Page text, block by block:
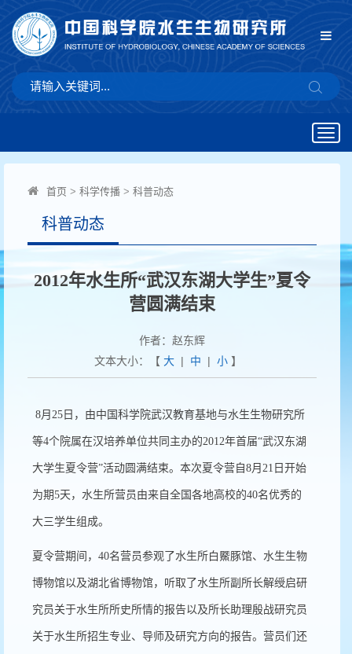
首页 > 科学传播 > 科普动态
科普动态
2012年水生所“武汉东湖大学生”夏令
营圆满结束
作者：赵东辉
文本大小：【 大| 中 | 小】
8月25日，由中国科学院武汉教育基地与水生生物研究所
等4个院属在汉培养单位共同主办的2012年首届“武汉东湖
大学生夏令营”活动圆满结束。本次夏令营自8月21日开始
为期5天，水生所营员由来自全国各地高校的40名优秀的
大三学生组成。
夏令营期间，40名营员参观了水生所白鱀豚馆、水生生物
博物馆以及湖北省博物馆，听取了水生所副所长解绶启研
究员关于水生所所史所情的报告以及所长助理殷战研究员
关于水生所招生专业、导师及研究方向的报告。营员们还